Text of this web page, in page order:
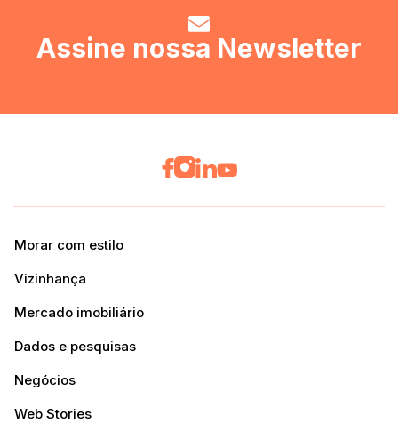
Assine nossa Newsletter
Morar com estilo
Vizinhança
Mercado imobiliário
Dados e pesquisas
Negócios
Web Stories